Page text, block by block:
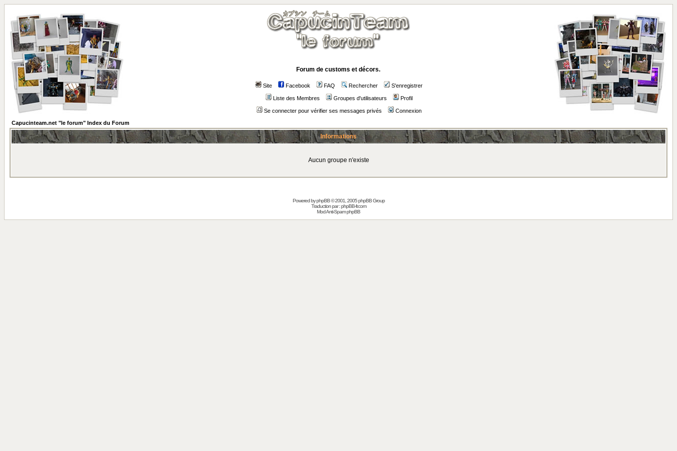
Forum de customs et décors.
Site Facebook FAQ Rechercher S'enregistrer
Liste des Membres Groupes d'utilisateurs Profil
Se connecter pour vérifier ses messages privés
Connexion
Capucinteam.net "le forum" Index du Forum
Informations
Aucun groupe n'existe
Powered byphpBB© 2001, 2005 phpBB Group
Traduction par :phpBB-fr.com
Mod Anti-Spam phpBB